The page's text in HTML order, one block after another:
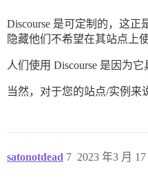
Discourse 是可定制的，这
隐藏他们不希望在其站点上
人们使用 Discourse 是因为它
当然，对于您的站点/实例来
satonotdead 2023 年3 月
7